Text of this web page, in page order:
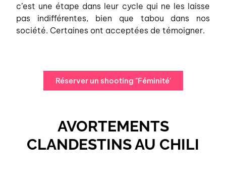
c’est une étape dans leur cycle qui ne les laisse
pas indifférentes, bien que tabou dans nos
société. Certaines ont acceptées de témoigner.
Réserver un shooting "Féminité'
AVORTEMENTS
CLANDESTINS AU CHILI